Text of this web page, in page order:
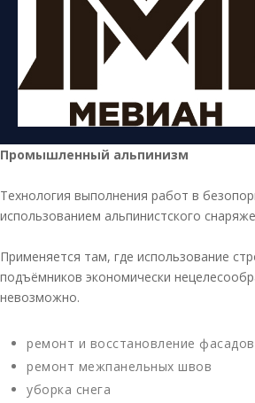
Промышленный альпинизм
Технология выполнения работ в
использованием альпинистского
Применяется там, где использование
подъёмников экономически
невозможно.
ремонт и восстановление
ремонт межпанельных швов
уборка снега